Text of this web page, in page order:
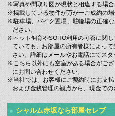
※写真や間取り図が現状と相違する場合
※掲載している物件が万が一ご成約の場
※駐車場、バイク置場、駐輪場の正確
ださい。
※ペット飼育やSOHO利用の可否に関
ていても、お部屋の所有者様によっ
さい。詳細はメールやお電話にてスタ
※こちら以外にも空室がある場合がご
にお問い合わせください。
※当社では、お客様にご契約時にお支
および金銭管理の観点から、現金での
シャルム赤坂なら部屋セレブ